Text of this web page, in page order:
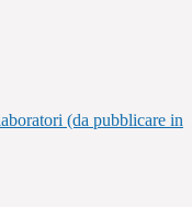
(da pubblicare in